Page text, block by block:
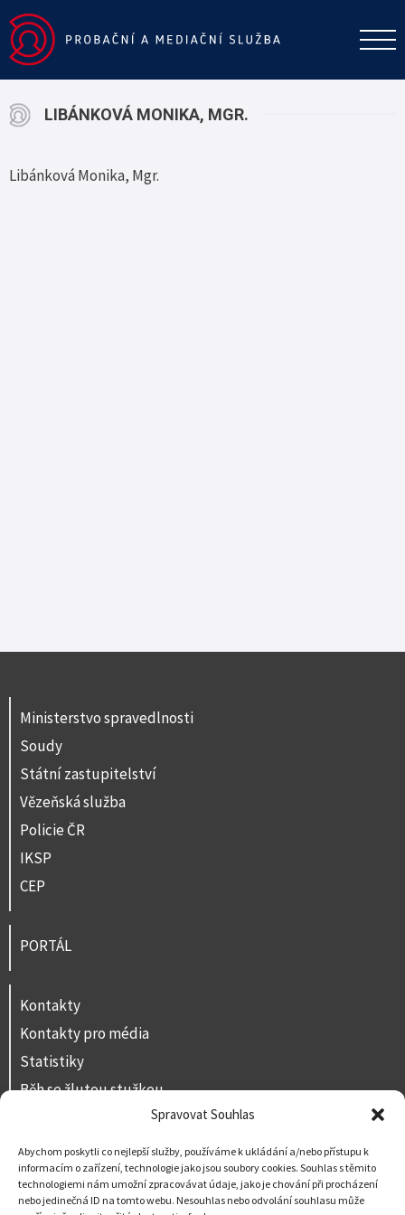
Spravovat Souhlas
Abychom poskytli co nejlepší služby, používáme k ukládání a/nebo přístupu k
informacím o zařízení, technologie jako jsou soubory cookies. Souhlas s těmito
technologiemi nám umožní zpracovávat údaje, jako je chování při procházení
nebo jedinečná ID na tomto webu. Nesouhlas nebo odvolání souhlasu může
LIBÁNKOVÁ MONIKA, MGR.
Libánková Monika, Mgr.
Ministerstvo spravedlnosti
Soudy
Státní zastupitelství
Vězeňská služba
Policie ČR
IKSP
CEP
PORTÁL
Kontakty
Kontakty pro média
Statistiky
Běh se žlutou stužkou
Prohlášení o přístupnosti
Napište nám